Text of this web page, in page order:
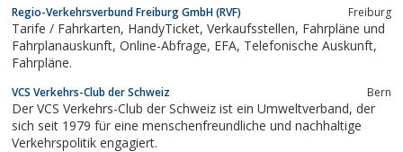
Regio-Verkehrsverbund Freiburg GmbH (RVF) Freiburg
Tarife / Fahrkarten, HandyTicket, Verkaufsstellen, Fahrpläne und
Fahrplanauskunft, Online-Abfrage, EFA, Telefonische Auskunft,
Fahrpläne.
VCS Verkehrs-Club der Schweiz Bern
Der VCS Verkehrs-Club der Schweiz ist ein Umweltverband, der
sich seit 1979 für eine menschenfreundliche und nachhaltige
Verkehrspolitik engagiert.